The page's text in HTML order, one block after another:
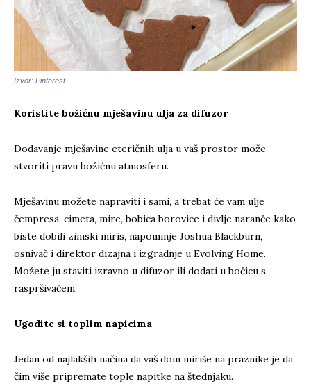
Izvor: Pinterest
Koristite božićnu mješavinu ulja za difuzor
Dodavanje mješavine eteričnih ulja u vaš prostor može
stvoriti pravu božićnu atmosferu.
Mješavinu možete napraviti i sami, a trebat će vam ulje
čempresa, cimeta, mire, bobica borovice i divlje naranče kako
biste dobili zimski miris, napominje Joshua Blackburn,
osnivač i direktor dizajna i izgradnje u Evolving Home.
Možete ju staviti izravno u difuzor ili dodati u bočicu s
raspršivačem.
Ugodite si toplim napicima
Jedan od najlakših načina da vaš dom miriše na praznike je da
čim više pripremate tople napitke na štednjaku.